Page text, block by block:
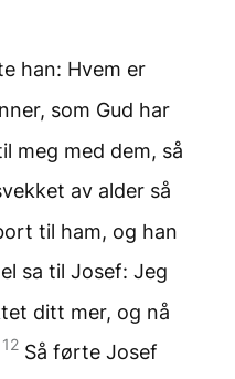
han: Hvem er
som Gud har
meg med dem, så
av alder så
til ham, og han
sa til Josef: Jeg
ditt mer, og nå
12 Så førte Josef